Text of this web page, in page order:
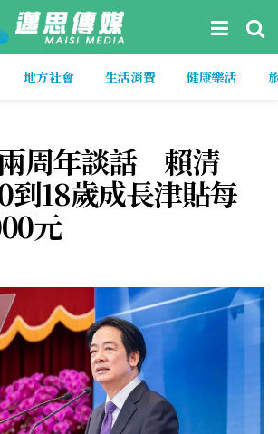
地方社會 生活消費 健康樂活
周年談話 賴清
到18歲成長津貼每
元